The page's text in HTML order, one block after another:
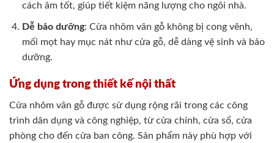
cách âm tốt, giúp tiết kiệm năng lượng cho ngôi nhà.
Dễ bảo dưỡng: Cửa nhôm vân gỗ không bị cong vênh,
mối mọt hay mục nát như cửa gỗ, dễ dàng vệ sinh và bảo
dưỡng.
Ứng dụng trong thiết kế nội thất
Cửa nhôm vân gỗ được sử dụng rộng rãi trong các công
trình dân dụng và công nghiệp, từ cửa chính, cửa sổ, cửa
phòng cho đến cửa ban công. Sản phẩm này phù hợp với